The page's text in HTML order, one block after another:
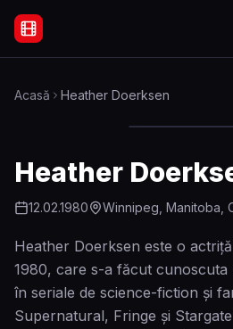
Filme Online Subtitrate - Acasă
Acasă Heather Doerksen
Heather
12.02.1980 Winnipeg, Manitoba,
Heather Doerksen este o
1980, care s-a făcut
în seriale de science-fiction și
Supernatural, Fringe și